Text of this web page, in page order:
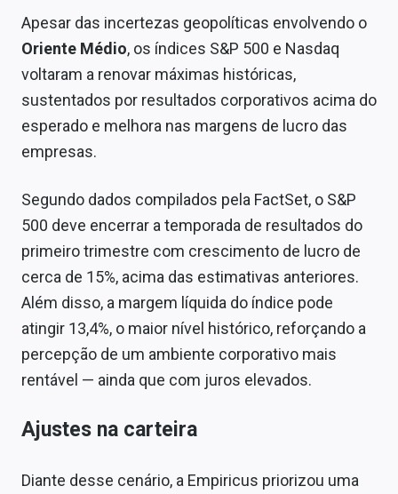
Apesar das incertezas geopolíticas envolvendo o
Oriente Médio, os índices S&P 500 e Nasdaq
voltaram a renovar máximas históricas,
sustentados por resultados corporativos acima do
esperado e melhora nas margens de lucro das
empresas.
Segundo dados compilados pela FactSet, o S&P
500 deve encerrar a temporada de resultados do
primeiro trimestre com crescimento de lucro de
cerca de 15%, acima das estimativas anteriores.
Além disso, a margem líquida do índice pode
atingir 13,4%, o maior nível histórico, reforçando a
percepção de um ambiente corporativo mais
rentável — ainda que com juros elevados.
Ajustes na carteira
Diante desse cenário, a Empiricus priorizou uma